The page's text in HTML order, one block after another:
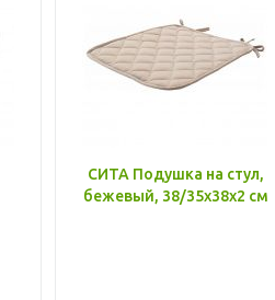
СИТА Подушка на стул,
бежевый, 38/35x38x2 см